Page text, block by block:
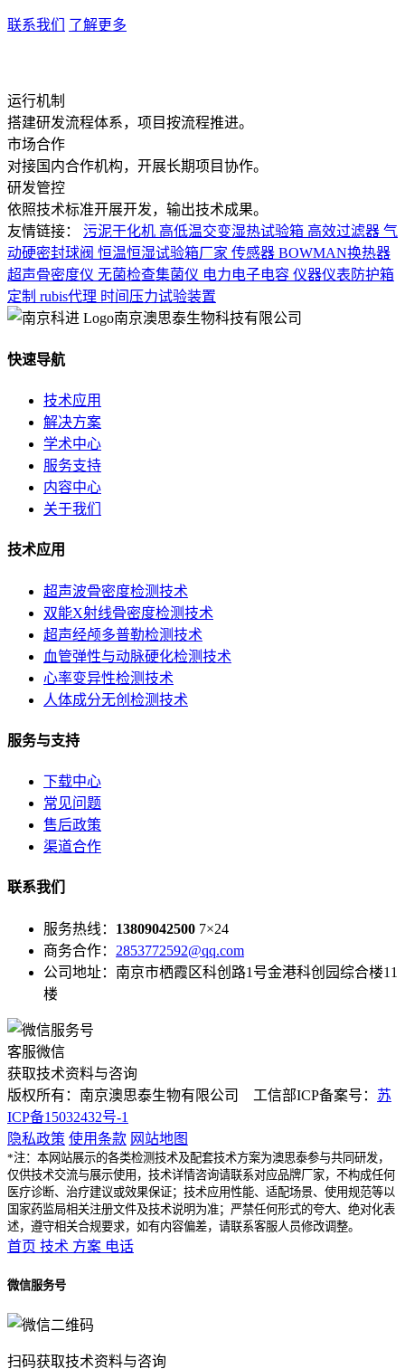
联系我们 了解更多
运行机制
搭建研发流程体系，项目按流程推进。
市场合作
对接国内合作机构，开展长期项目协作。
研发管控
依照技术标准开展开发，输出技术成果。
友情链接：
污泥干化机 高低温交变湿热试验箱 高效过滤器 气
动硬密封球阀 恒温恒湿试验箱厂家 传感器 BOWMAN换热器
超声骨密度仪 无菌检查集菌仪 电力电子电容 仪器仪表防护箱
定制 rubis代理 时间压力试验装置
南京澳思泰生物科技有限公司
快速导航
技术应用
解决方案
学术中心
服务支持
内容中心
关于我们
技术应用
超声波骨密度检测技术
双能X射线骨密度检测技术
超声经颅多普勒检测技术
血管弹性与动脉硬化检测技术
心率变异性检测技术
人体成分无创检测技术
服务与支持
下载中心
常见问题
售后政策
渠道合作
联系我们
服务热线： 13809042500 7×24
商务合作： 2853772592@qq.com
公司地址：南京市栖霞区科创路1号金港科创园综合楼11
楼
客服微信
获取技术资料与咨询
版权所有：南京澳思泰生物有限公司 工信部ICP备案号： 苏
ICP备15032432号-1
隐私政策 使用条款 网站地图
*注：本网站展示的各类检测技术及配套技术方案为澳思泰参与共同研发，
仅供技术交流与展示使用，技术详情咨询请联系对应品牌厂家，不构成任何
医疗诊断、治疗建议或效果保证；技术应用性能、适配场景、使用规范等以
国家药监局相关注册文件及技术说明为准；严禁任何形式的夸大、绝对化表
述，遵守相关合规要求，如有内容偏差，请联系客服人员修改调整。
首页 技术 方案 电话
微信服务号
扫码获取技术资料与咨询